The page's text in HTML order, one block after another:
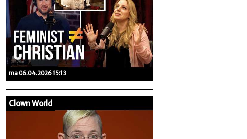
ma 06.04.2026 15:13
Clown World